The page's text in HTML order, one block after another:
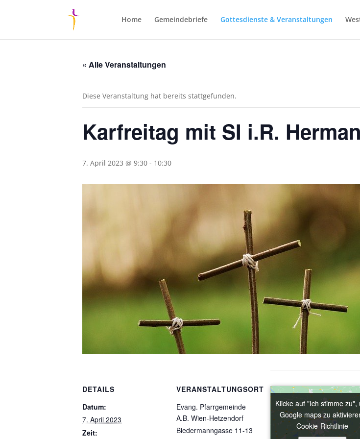
Home Gemeindebriefe Gottesdienste & Veranstaltungen
« Alle Veranstaltungen
Diese Veranstaltung hat bereits stattgefunden.
Karfreitag mit SI i.R.
7. April 2023 @ 9:30 - 10:30
DETAILS
Datum:
7. April 2023
Zeit:
VERANSTALTUNGSORT
Evang. Pfarrgemeinde
A.B. Wien-Hetzendorf
Biedermanngasse 11-13
Klicke auf "Ich stimme zu",
Google maps zu
Cookie-Richtlinie
Klicke auf "Ich stimme zu",
Google maps zu
Cookie-Richtlinie